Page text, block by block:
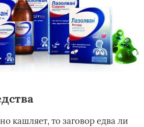
кашляет, то заговор едва ли